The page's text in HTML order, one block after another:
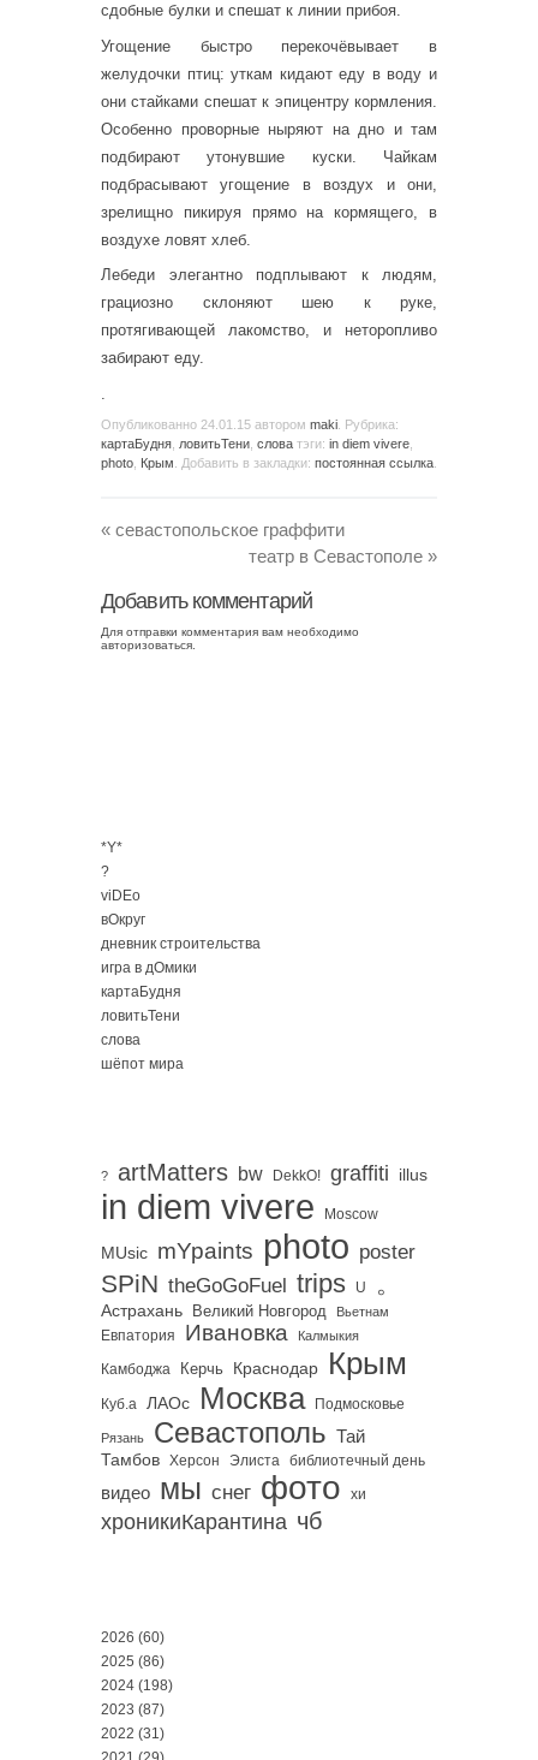
сдобные булки и спешат к линии прибоя.
Угощение быстро перекочёвывает в
желудочки птиц: уткам кидают еду в воду и
они стайками спешат к эпицентру кормления.
Особенно проворные ныряют на дно и там
подбирают утонувшие куски. Чайкам
подбрасывают угощение в воздух и они,
зрелищно пикируя прямо на кормящего, в
воздухе ловят хлеб.
Лебеди элегантно подплывают к людям,
грациозно склоняют шею к руке,
протягивающей лакомство, и неторопливо
забирают еду.
Опубликованно 24.01.15 автором maki . Рубрика:
картаБудня ловитьТени слова тэги: in diem vivere
photo Крым . Добавить в закладки: постоянная ссылка
« севастопольское граффити
театр в Севастополе »
Добавить комментарий
Для отправки комментария вам необходимо
авторизоваться
*Y*
?
viDEo
вОкруг
дневник строительства
игра в дОмики
картаБудня
ловитьТени
слова
шёпот мира
? artMatters bw DekkO! graffiti illus
in diem vivere Moscow
MUsic mYpaints photo poster
SPiN theGoGoFuel trips U 。
Астрахань Великий Новгород Вьетнам
Евпатория Ивановка Калмыкия
Камбоджа Керчь Краснодар Крым
Куб.а ЛАОс Москва Подмосковье
Рязань Севастополь Тай
Тамбов Херсон Элиста библиотечный день
видео мы снег фото хи
хроникиКарантина чб
2026 (60)
2025 (86)
2024 (198)
2023 (87)
2022 (31)